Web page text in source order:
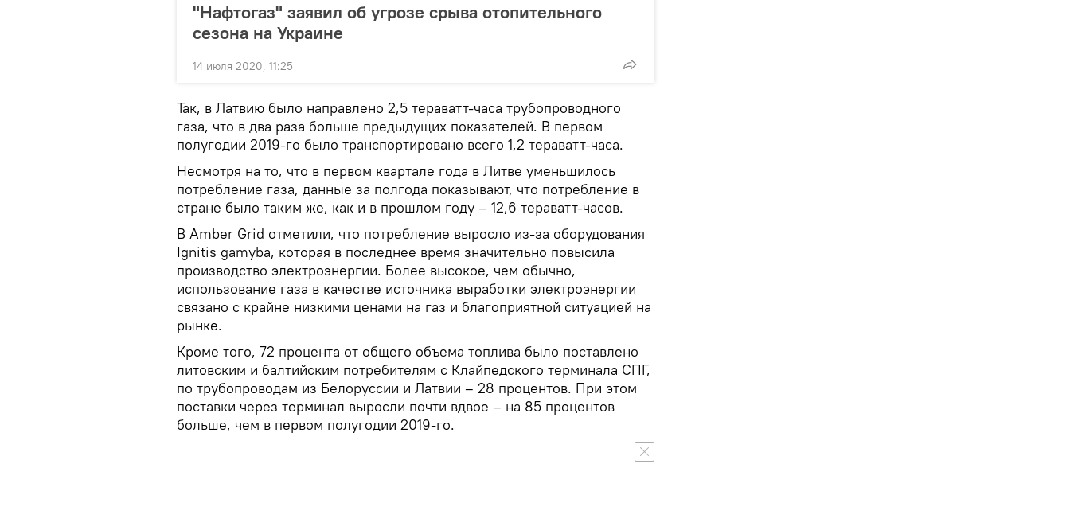
"Нафтогаз" заявил об угрозе срыва отопительного
сезона на Украине
14 июля 2020, 11:25
Так, в Латвию было направлено 2,5 тераватт-часа трубопроводного
газа, что в два раза больше предыдущих показателей. В первом
полугодии 2019-го было транспортировано всего 1,2 тераватт-часа.
Несмотря на то, что в первом квартале года в Литве уменьшилось
потребление газа, данные за полгода показывают, что потребление в
стране было таким же, как и в прошлом году – 12,6 тераватт-часов.
В Amber Grid отметили, что потребление выросло из-за оборудования
Ignitis gamybа, которая в последнее время значительно повысила
производство электроэнергии. Более высокое, чем обычно,
использование газа в качестве источника выработки электроэнергии
связано с крайне низкими ценами на газ и благоприятной ситуацией на
рынке.
Кроме того, 72 процента от общего объема топлива было поставлено
литовским и балтийским потребителям с Клайпедского терминала СПГ,
по трубопроводам из Белоруссии и Латвии – 28 процентов. При этом
поставки через терминал выросли почти вдвое – на 85 процентов
больше, чем в первом полугодии 2019-го.